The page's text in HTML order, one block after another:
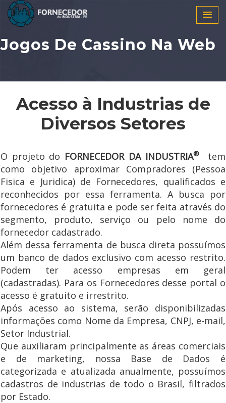
Jogos De Cassino Na Web
Acesso à Industrias de
Diversos Setores
O projeto do FORNECEDOR DA INDUSTRIA®tem
como objetivo aproximar Compradores (Pessoa
Fisica e Juridica) de Fornecedores, qualificados e
reconhecidos por essa ferramenta. A busca por
fornecedores é gratuita e pode ser feita através do
segmento, produto, serviço ou pelo nome do
fornecedor cadastrado.
Além dessa ferramenta de busca direta possuímos
um banco de dados exclusivo com acesso restrito.
Podem ter acesso empresas em geral
(cadastradas). Para os Fornecedores desse portal o
acesso é gratuito e irrestrito.
Após acesso ao sistema, serão disponibilizadas
informações como Nome da Empresa, CNPJ, e-mail,
Setor Industrial.
Que auxiliaram principalmente as áreas comerciais
e de marketing, nossa Base de Dados é
categorizada e atualizada anualmente, possuímos
cadastros de industrias de todo o Brasil, filtrados
por Estado.